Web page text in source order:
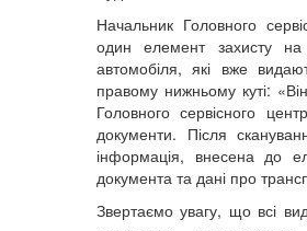
Начальник Головного
один елемент захисту на
автомобіля, які вже
правому нижньому куті:
Головного сервісного
документи. Після
інформація, внесена до
документа та дані про
Звертаємо увагу, що всі